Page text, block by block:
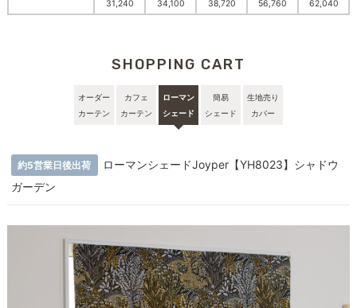
31,240 34,100 38,720 56,760 62,040
SHOPPING CART
オーダー
カーテン
カフェ
カーテン
ローマン
シェード
簡易
シェード
生地売り
カバー
約5営業日後出荷
ローマンシェードJoyper【YH8023】シャドウ
ガーデン